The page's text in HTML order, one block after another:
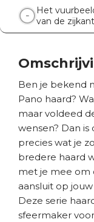
Het
van de
Ben je bekend
Pano haard?
maar voldeed
wensen? Dan is
precies wat je
bredere haard
met je mee om
aansluit op jouw
Deze serie
sfeermaker